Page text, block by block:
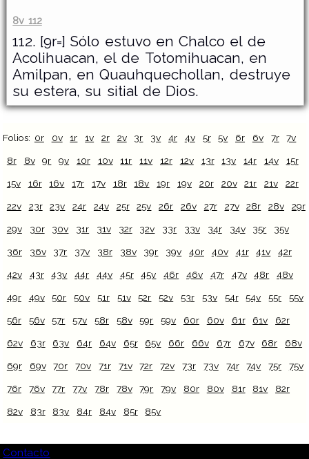
8v 112
112. [9r=] Sólo estuvo en Chalco el de
Acolihuacan, el de Totomihuacan, en
Amilpan, en Quauhquechollan, destruye
su estera, su sitial de Dios.
Folios: 0r 0v 1r 1v 2r 2v 3r 3v 4r 4v 5r 5v 6r 6v 7r 7v
8r 8v 9r 9v 10r 10v 11r 11v 12r 12v 13r 13v 14r 14v 15r
15v 16r 16v 17r 17v 18r 18v 19r 19v 20r 20v 21r 21v 22r
22v 23r 23v 24r 24v 25r 25v 26r 26v 27r 27v 28r 28v 29r
29v 30r 30v 31r 31v 32r 32v 33r 33v 34r 34v 35r 35v
36r 36v 37r 37v 38r 38v 39r 39v 40r 40v 41r 41v 42r
42v 43r 43v 44r 44v 45r 45v 46r 46v 47r 47v 48r 48v
49r 49v 50r 50v 51r 51v 52r 52v 53r 53v 54r 54v 55r 55v
56r 56v 57r 57v 58r 58v 59r 59v 60r 60v 61r 61v 62r
62v 63r 63v 64r 64v 65r 65v 66r 66v 67r 67v 68r 68v
69r 69v 70r 70v 71r 71v 72r 72v 73r 73v 74r 74v 75r 75v
76r 76v 77r 77v 78r 78v 79r 79v 80r 80v 81r 81v 82r
82v 83r 83v 84r 84v 85r 85v
Contacto